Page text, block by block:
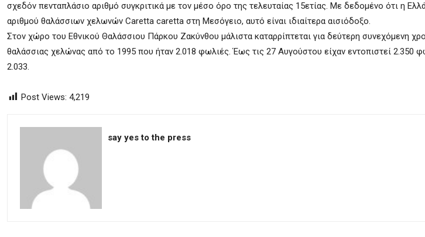
σχεδόν πενταπλάσιο αριθμό συγκριτικά με τον μέσο όρο της τελευταίας 15ετίας. Με δεδομένο ότι η
αριθμού θαλάσσιων χελωνών Caretta caretta στη Μεσόγειο, αυτό είναι ιδιαίτερα αισιόδοξο.
Στον χώρο του Εθνικού Θαλάσσιου Πάρκου Ζακύνθου μάλιστα καταρρίπτεται για δεύτερη συνεχόμενη
θαλάσσιας χελώνας από το 1995 που ήταν 2.018 φωλιές. Έως τις 27 Αυγούστου είχαν εντοπιστεί 2.350
2.033.
Post Views: 4,219
say yes to the press